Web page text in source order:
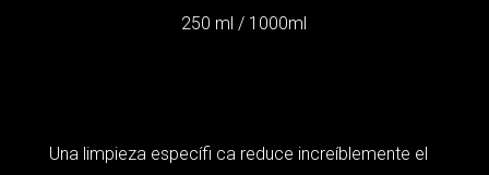
250 ml / 1000ml
Una limpieza específi ca reduce increíblemente el